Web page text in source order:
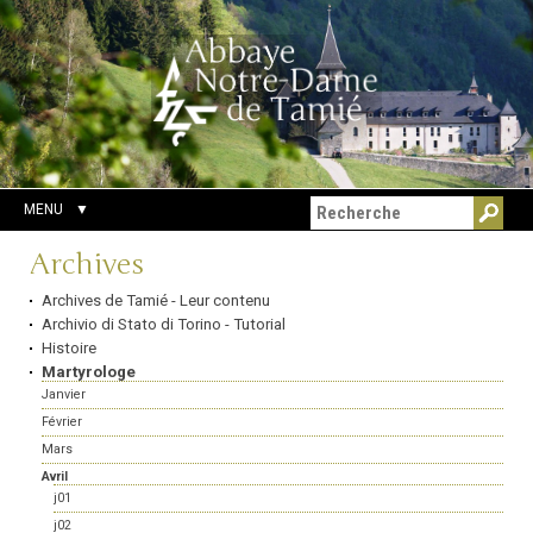
Aller
au
contenu.
|
Aller
à
la
navigation
Outils
personnels
Chercher par
Recherche
avancée…
MENU
Navigation
Archives
Archives de Tamié - Leur contenu
Archivio di Stato di Torino - Tutorial
Histoire
Martyrologe
Janvier
Février
Mars
Avril
j01
j02